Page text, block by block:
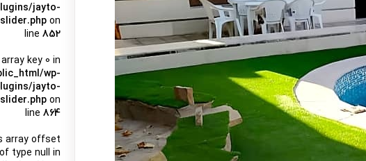
jayto-
on
line852
key 0 in
wp-
jayto-
on
line864
array offset
type null in